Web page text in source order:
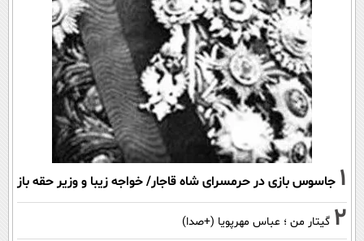
1 جاسوس بازی در حرمسرای شاه قاجار/ خواجه زیبا و وزیر حقه باز
2 گیتار من ؛ عباس مهرپویا (+صدا)